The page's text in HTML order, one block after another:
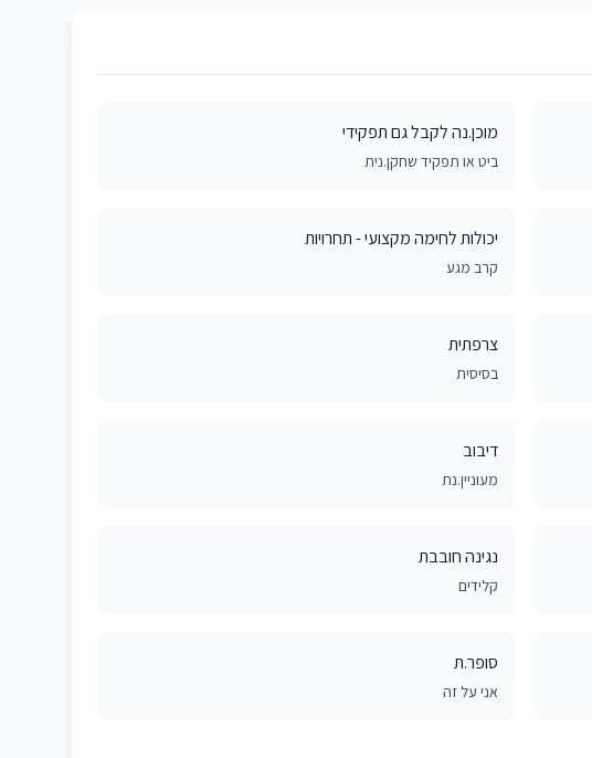
מוכן.נה לקבל גם תפקידי
ביט או תפקיד שחקן.נית
יכולות לחימה מקצועי - תחרויות
קרב מגע
צרפתית
בסיסית
דיבוב
מעוניין.נת
נגינה חובבת
קלידים
סופר.ת
אני על זה